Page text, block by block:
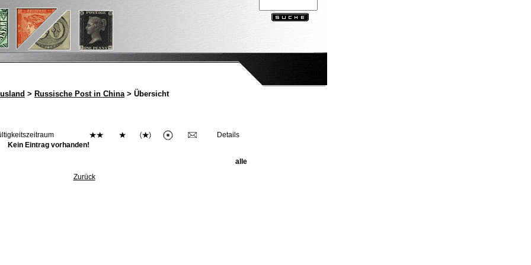
> Russische Post in China> Übersicht
Details
Kein Eintrag vorhanden!
alle
Zurück